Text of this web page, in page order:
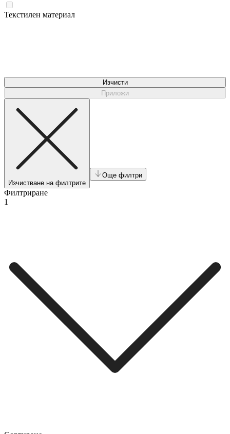
Текстилен материал
Изчисти
Приложи
Изчистване на филтрите
Още филтри
Филтриране
1